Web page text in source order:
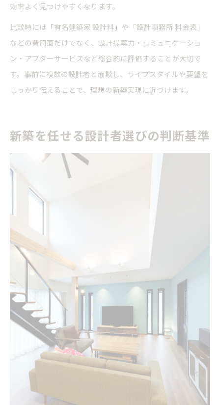
効率よく見つけやすくなります。
比較時には「有名建築家 設計料」や「設計事務所 料金表」
などの費用面だけでなく、設計提案力・コミュニケーショ
ン・アフターサービスなど総合的に評価することが大切で
す。事前に複数の設計者と面談し、ライフスタイルや要望を
しっかり伝えることで、理想の新築実現に近づけます。
新築を任せる設計者選びの判断基準